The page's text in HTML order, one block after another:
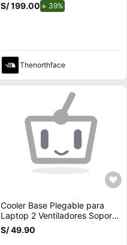
S/ 199.00 39%
Thenorthface
Cooler Base Plegable para
Laptop 2 Ventiladores Soporta
hasta 17
S/ 49.90